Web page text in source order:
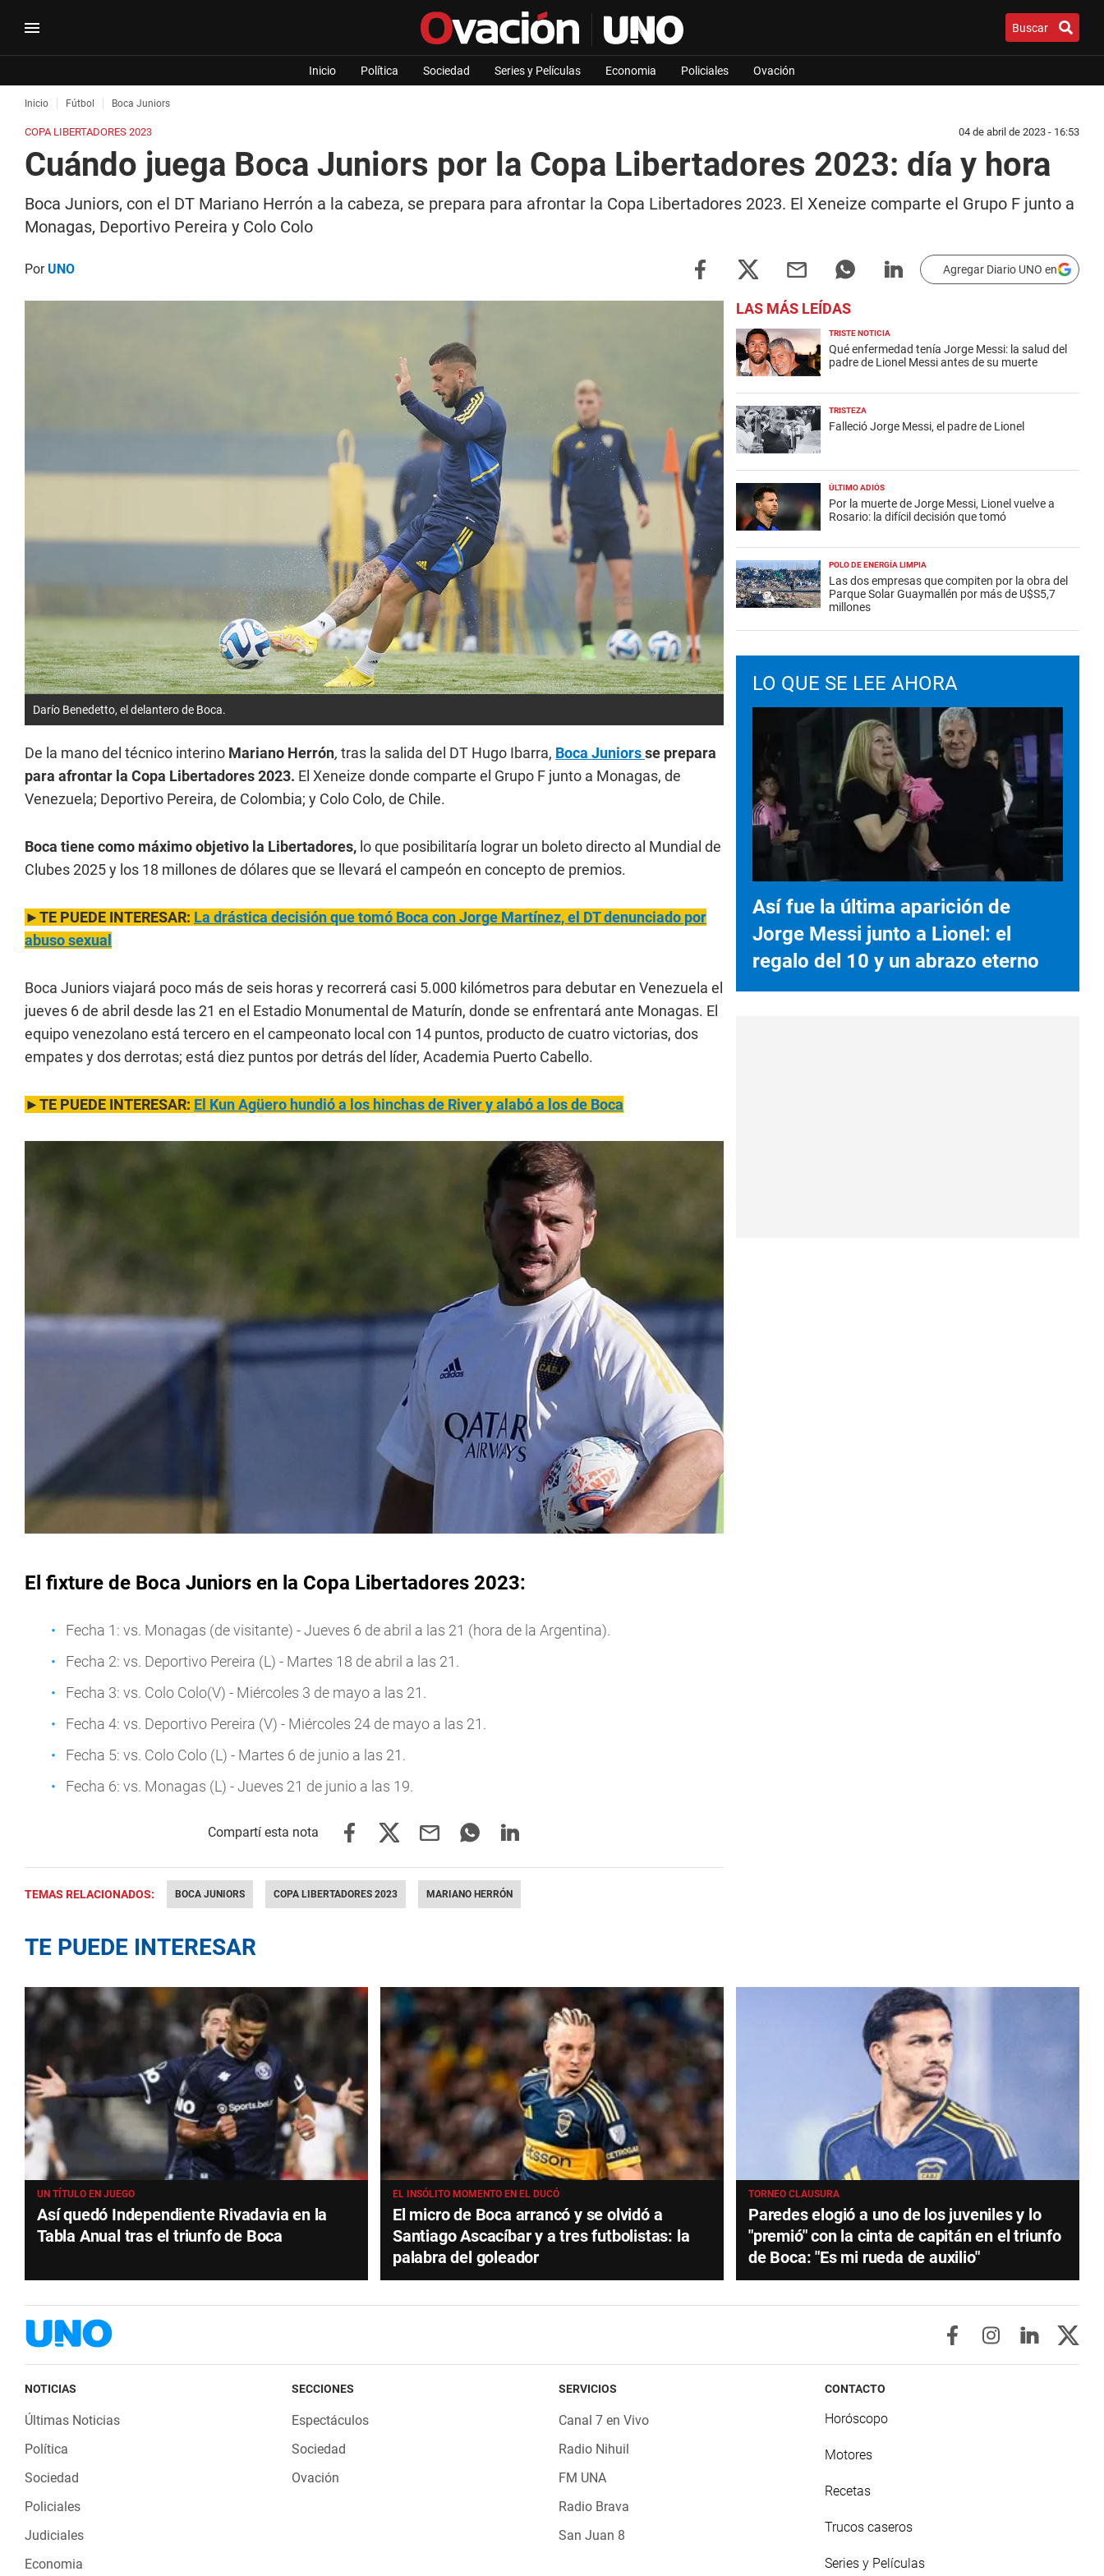
Buscar
Inicio Política Sociedad Series y Películas Economia Policiales Ovación
Inicio Fútbol Boca Juniors
COPA LIBERTADORES 2023 04 de abril de 2023 - 16:53
Cuándo juega Boca Juniors por la Copa Libertadores 2023: día y hora
Boca Juniors, con el DT Mariano Herrón a la cabeza, se prepara para afrontar la Copa Libertadores 2023. El Xeneize comparte el Grupo F junto a
Monagas, Deportivo Pereira y Colo Colo
PorUNO Agregar Diario UNO en
Darío Benedetto, el delantero de Boca.
De la mano del técnico interino Mariano Herrón, tras la salida del DT Hugo Ibarra, Boca Juniorsse prepara
para afrontar la Copa Libertadores 2023. El Xeneize donde comparte el Grupo F junto a Monagas, de
Venezuela; Deportivo Pereira, de Colombia; y Colo Colo, de Chile.
Boca tiene como máximo objetivo la Libertadores, lo que posibilitaría lograr un boleto directo al Mundial de
Clubes 2025 y los 18 millones de dólares que se llevará el campeón en concepto de premios.
►TE PUEDE INTERESAR: La drástica decisión que tomó Boca con Jorge Martínez, el DT denunciado por
abuso sexual
Boca Juniors viajará poco más de seis horas y recorrerá casi 5.000 kilómetros para debutar en Venezuela el
jueves 6 de abril desde las 21 en el Estadio Monumental de Maturín, donde se enfrentará ante Monagas. El
equipo venezolano está tercero en el campeonato local con 14 puntos, producto de cuatro victorias, dos
empates y dos derrotas; está diez puntos por detrás del líder, Academia Puerto Cabello.
►TE PUEDE INTERESAR: El Kun Agüero hundió a los hinchas de River y alabó a los de Boca
El fixture de Boca Juniors en la Copa Libertadores 2023:
Fecha 1: vs. Monagas (de visitante) - Jueves 6 de abril a las 21 (hora de la Argentina).
Fecha 2: vs. Deportivo Pereira (L) - Martes 18 de abril a las 21.
Fecha 3: vs. Colo Colo(V) - Miércoles 3 de mayo a las 21.
Fecha 4: vs. Deportivo Pereira (V) - Miércoles 24 de mayo a las 21.
Fecha 5: vs. Colo Colo (L) - Martes 6 de junio a las 21.
Fecha 6: vs. Monagas (L) - Jueves 21 de junio a las 19.
TEMAS RELACIONADOS: BOCA JUNIORS COPA LIBERTADORES 2023 MARIANO HERRÓN
LAS MÁS LEÍDAS
TRISTE NOTICIA
Qué enfermedad tenía Jorge Messi: la salud del
padre de Lionel Messi antes de su muerte
TRISTEZA
Falleció Jorge Messi, el padre de Lionel
ÚLTIMO ADIÓS
Por la muerte de Jorge Messi, Lionel vuelve a
Rosario: la difícil decisión que tomó
POLO DE ENERGÍA LIMPIA
Las dos empresas que compiten por la obra del
Parque Solar Guaymallén por más de U$S5,7
millones
LO QUE SE LEE AHORA
Así fue la última aparición de
Jorge Messi junto a Lionel: el
regalo del 10 y un abrazo eterno
TE PUEDE INTERESAR
UN TÍTULO EN JUEGO
Así quedó Independiente Rivadavia en la
Tabla Anual tras el triunfo de Boca
EL INSÓLITO MOMENTO EN EL DUCÓ
El micro de Boca arrancó y se olvidó a
Santiago Ascacíbar y a tres futbolistas: la
palabra del goleador
TORNEO CLAUSURA
Paredes elogió a uno de los juveniles y lo
"premió" con la cinta de capitán en el triunfo
de Boca: "Es mi rueda de auxilio"
NOTICIAS
Últimas Noticias
Política
Sociedad
Policiales
Judiciales
Economia
SECCIONES
Espectáculos
Sociedad
Ovación
SERVICIOS
Canal 7 en Vivo
Radio Nihuil
FM UNA
Radio Brava
San Juan 8
CONTACTO
Horóscopo
Motores
Recetas
Trucos caseros
Series y Películas